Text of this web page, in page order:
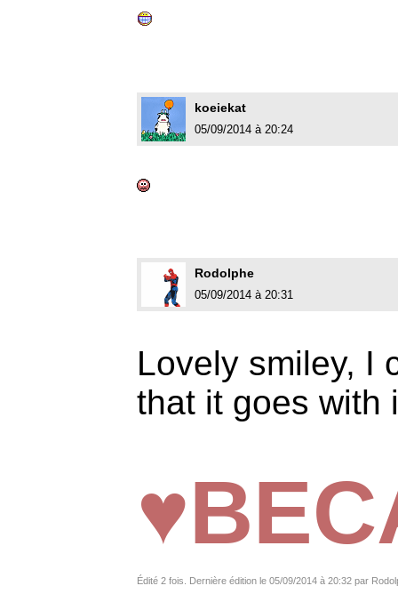
koeiekat
05/09/2014 à 20:24
Rodolphe
05/09/2014 à 20:31
Lovely smiley, I
that it goes with
Édité 2 fois. Dernière édition le 05/09/2014 à 20:32 par